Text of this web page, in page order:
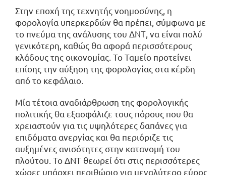
Στην εποχή της τεχνητής νοημοσύνης, η
φορολογία υπερκερδών θα πρέπει, σύμφωνα με
το πνεύμα της ανάλυσης του ΔΝΤ, να είναι πολύ
γενικότερη, καθώς θα αφορά περισσότερους
κλάδους της οικονομίας. Το Ταμείο προτείνει
επίσης την αύξηση της φορολογίας στα κέρδη
από το κεφάλαιο.
Μία τέτοια αναδιάρθρωση της φορολογικής
πολιτικής θα εξασφάλιζε τους πόρους που θα
χρειαστούν για τις υψηλότερες δαπάνες για
επιδόματα ανεργίας και θα περιόριζε τις
αυξημένες ανισότητες στην κατανομή του
πλούτου. Το ΔΝΤ θεωρεί ότι στις περισσότερες
χώρες υπάρχει περιθώριο για μεγαλύτερο εύρος